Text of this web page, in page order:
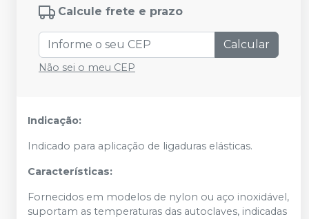
Calcule frete e prazo
Calcular
Não sei o meu CEP
Indicação:
Indicado para aplicação de ligaduras elásticas.
Características:
Fornecidos em modelos de nylon ou aço inoxidável,
suportam as temperaturas das autoclaves, indicadas